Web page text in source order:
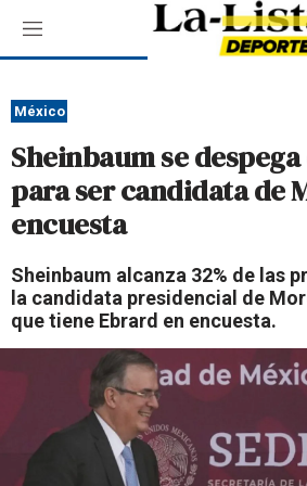
M
e
ú
México
Sheinbaum se
para ser candidata de
encuesta
Sheinbaum alcanza 32% de las
la candidata presidencial de
que tiene Ebrard en encuesta.